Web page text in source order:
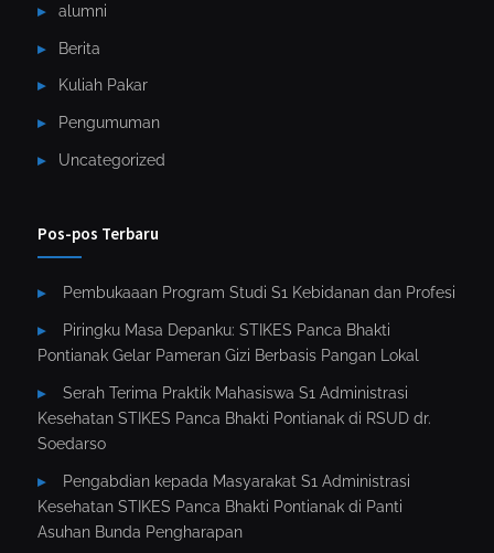
alumni
Berita
Kuliah Pakar
Pengumuman
Uncategorized
Pos-pos Terbaru
Pembukaaan Program Studi S1 Kebidanan dan Profesi
Piringku Masa Depanku: STIKES Panca Bhakti
Pontianak Gelar Pameran Gizi Berbasis Pangan Lokal
Serah Terima Praktik Mahasiswa S1 Administrasi
Kesehatan STIKES Panca Bhakti Pontianak di RSUD dr.
Soedarso
Pengabdian kepada Masyarakat S1 Administrasi
Kesehatan STIKES Panca Bhakti Pontianak di Panti
Asuhan Bunda Pengharapan